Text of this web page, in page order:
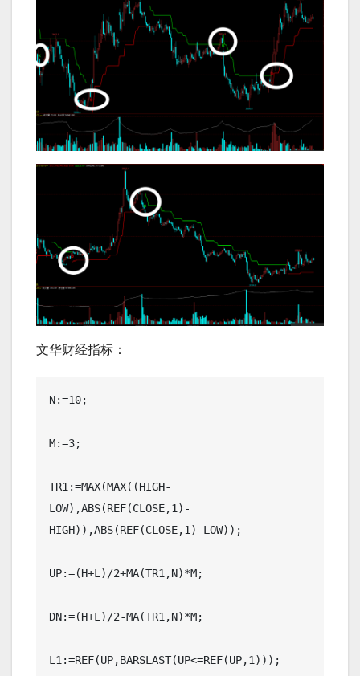
文华财经指标：
N:=10;
M:=3;
TR1:=MAX(MAX((HIGH-
LOW),ABS(REF(CLOSE,1)-
HIGH)),ABS(REF(CLOSE,1)-LOW));
UP:=(H+L)/2+MA(TR1,N)*M;
DN:=(H+L)/2-MA(TR1,N)*M;
L1:=REF(UP,BARSLAST(UP<=REF(UP,1)));